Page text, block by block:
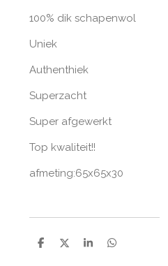
100% dik schapenwol
Uniek
Authenthiek
Superzacht
Super afgewerkt
Top kwaliteit!!
afmeting:65x65x30
D
D
S
D